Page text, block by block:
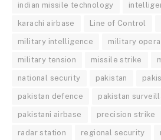
indian missile technology
karachi airbase Line of Control
military intelligence military
military tension missile strike
national security pakistan
pakistan defence pakistan
pakistani airbase precision strike
radar station regional security